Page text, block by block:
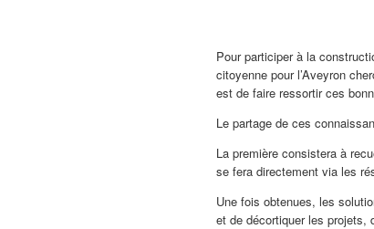
de
l'actualité
Pour participer à la
citoyenne pour l’Aveyron
est de faire ressortir ces
Le partage de ces
La première consistera à
se fera directement via les
Une fois obtenues, les
et de décortiquer les projets,